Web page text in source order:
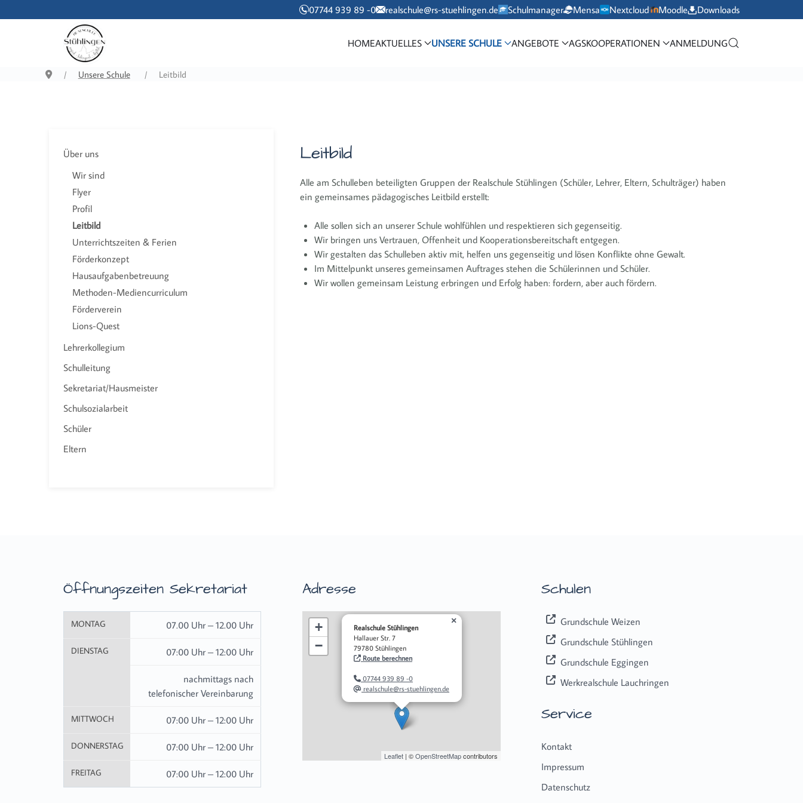
07744 939 89 -0 realschule@rs-stuehlingen.de Schulmanager Mensa Nextcloud Moodle Downloads
HOMEAKTUELLES UNSERE SCHULE ANGEBOTE AGSKOOPERATIONEN ANMELDUNG
Unsere Schule Leitbild
Über uns
Wir sind
Flyer
Profil
Leitbild
Unterrichtszeiten & Ferien
Förderkonzept
Hausaufgabenbetreuung
Methoden-Mediencurriculum
Förderverein
Lions-Quest
Lehrerkollegium
Schulleitung
Sekretariat/Hausmeister
Schulsozialarbeit
Schüler
Eltern
Leitbild
Alle am Schulleben beteiligten Gruppen der Realschule Stühlingen (Schüler, Lehrer, Eltern, Schulträger) haben
ein gemeinsames pädagogisches Leitbild erstellt:
Alle sollen sich an unserer Schule wohlfühlen und respektieren sich gegenseitig.
Wir bringen uns Vertrauen, Offenheit und Kooperationsbereitschaft entgegen.
Wir gestalten das Schulleben aktiv mit, helfen uns gegenseitig und lösen Konflikte ohne Gewalt.
Im Mittelpunkt unseres gemeinsamen Auftrages stehen die Schülerinnen und Schüler.
Wir wollen gemeinsam Leistung erbringen und Erfolg haben: fordern, aber auch fördern.
Öffnungszeiten Sekretariat
MONTAG 07.00 Uhr – 12.00 Uhr
DIENSTAG 07:00 Uhr – 12:00 Uhr
nachmittags nach
telefonischer Vereinbarung
MITTWOCH 07:00 Uhr – 12:00 Uhr
DONNERSTAG 07:00 Uhr – 12:00 Uhr
FREITAG 07:00 Uhr – 12:00 Uhr
Adresse
Realschule Stühlingen
Hallauer Str. 7
79780 Stühlingen
Route berechnen
07744 939 89 -0
realschule@rs-stuehlingen.de
×
+
−
Leaflet| ©OpenStreetMapcontributors
Schulen
Grundschule Weizen
Grundschule Stühlingen
Grundschule Eggingen
Werkrealschule Lauchringen
Service
Kontakt
Impressum
Datenschutz